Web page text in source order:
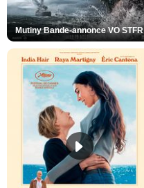
Mutiny Bande-annonce VO STFR